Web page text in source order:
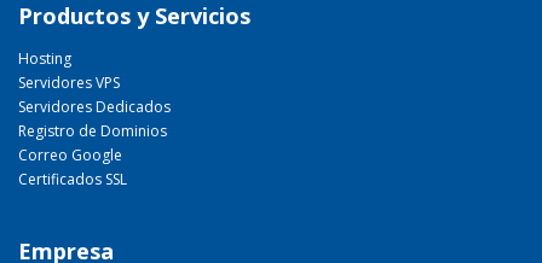
Productos y Servicios
Hosting
Servidores VPS
Servidores Dedicados
Registro de Dominios
Correo Google
Certificados SSL
Empresa